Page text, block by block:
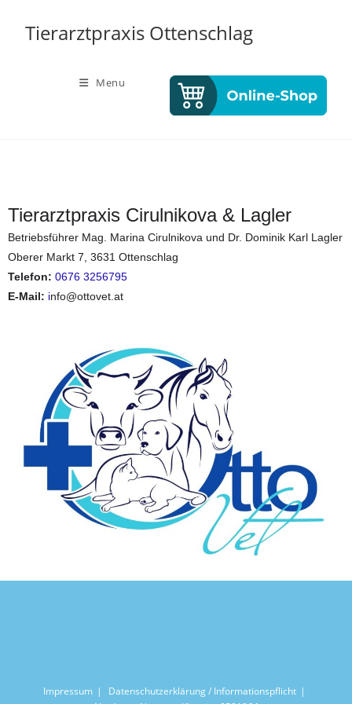
Tierarztpraxis Ottenschlag
Menu
Tierarztpraxis Cirulnikova & Lagler
Betriebsführer Mag. Marina Cirulnikova und Dr. Dominik Karl Lagler
Oberer Markt 7, 3631 Ottenschlag
Telefon: 0676 3256795
E-Mail: info@ottovet.at
Impressum
Datenschutzerklärung / Informationspflicht